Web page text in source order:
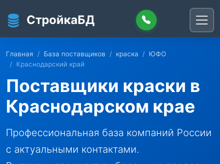
СтройкаБД
Главная База поставщиков краска
ЮФО
Краснодарский край
Поставщики краски в
Краснодарском крае
Профессиональная база компаний России
с актуальными контактами.